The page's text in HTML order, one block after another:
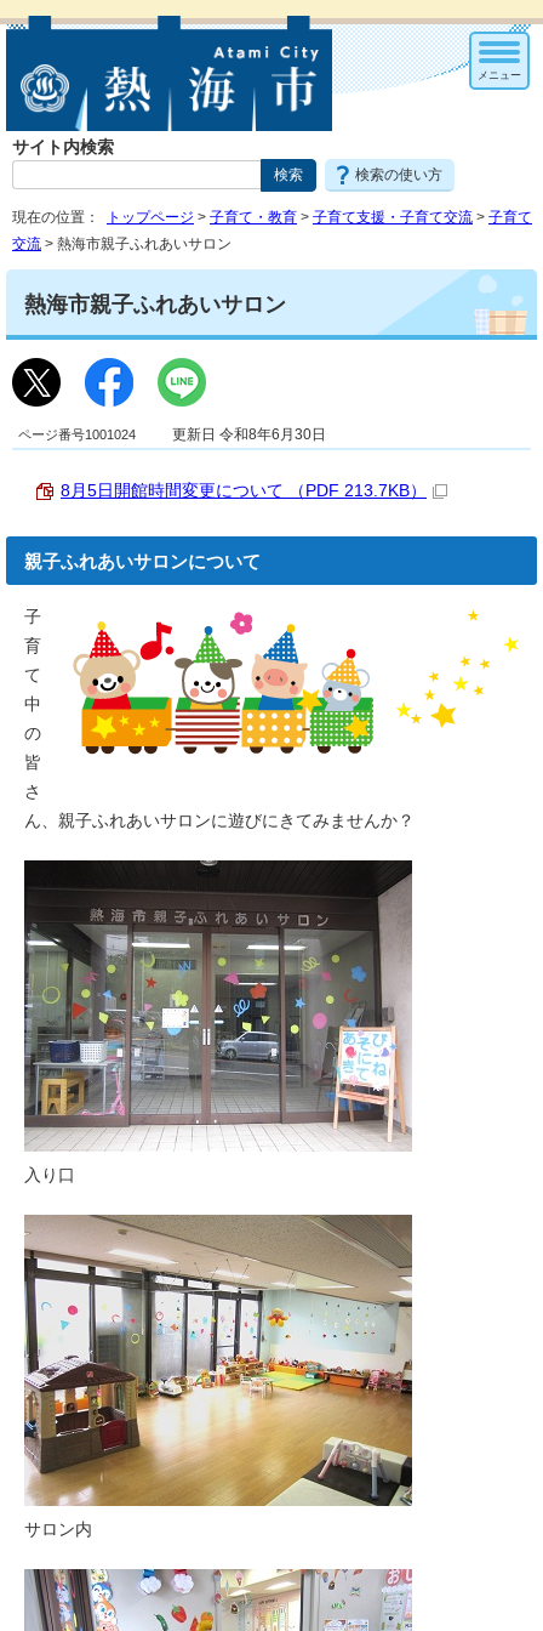
サイト内検索
検索の使い方
メニュー
現在の位置： トップページ > 子育て・教育 > 子育て支援・子育て交流 > 子育て
交流 > 熱海市親子ふれあいサロン
熱海市親子ふれあいサロン
ページ番号1001024 更新日 令和8年6月30日
8月5日開館時間変更について （PDF 213.7KB）
親子ふれあいサロンについて
子
育
て
中
の
皆
さ
ん、親子ふれあいサロンに遊びにきてみませんか？
入り口
サロン内